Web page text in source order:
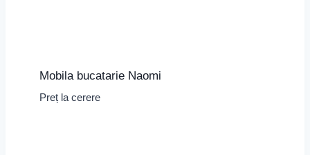
Mobila bucatarie Naomi
Preț la cerere